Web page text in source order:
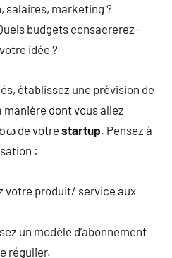
salaires, marketing ?
budgets consacrerez-
idée ?
établissez une prévision de
dont vous allez
de votre startup. Pensez à
:
votre produit/ service aux
un modèle d’abonnement
régulier.